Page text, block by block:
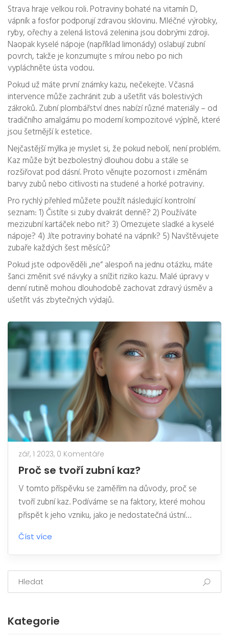
Strava hraje velkou roli. Potraviny bohaté na vitamín D,
vápník a fosfor podporují zdravou sklovinu. Mléčné výrobky,
ryby, ořechy a zelená listová zelenina jsou dobrými zdroji.
Naopak kyselé nápoje (například limonády) oslabují zubní
povrch, takže je konzumujte s mírou nebo po nich
vypláchněte ústa vodou.
Pokud už máte první známky kazu, nečekejte. Včasná
intervence může zachránit zub a ušetřit vás bolestivých
zákroků. Zubní plombářství dnes nabízí různé materiály – od
tradičního amalgámu po moderní kompozitové výplně, které
jsou šetrnější k estetice.
Nejčastější mýlka je myslet si, že pokud nebolí, není problém.
Kaz může být bezbolestný dlouhou dobu a stále se
rozšiřovat pod dásní. Proto věnujte pozornost i změnám
barvy zubů nebo citlivosti na studené a horké potraviny.
Pro rychlý přehled můžete použít následující kontrolní
seznam: 1) Čistíte si zuby dvakrát denně? 2) Používáte
mezizubní kartáček nebo nit? 3) Omezujete sladké a kyselé
nápoje? 4) Jíte potraviny bohaté na vápník? 5) Navštěvujete
zubaře každých šest měsíců?
Pokud jste odpověděli „ne“ alespoň na jednu otázku, máte
šanci změnit své návyky a snížit riziko kazu. Malé úpravy v
denní rutině mohou dlouhodobě zachovat zdravý úsměv a
ušetřit vás zbytečných výdajů.
zář, 1 2023, 0 Komentáře
Proč se tvoří zubní kaz?
V tomto příspěvku se zaměřím na důvody, proč se
tvoří zubní kaz. Podíváme se na faktory, které mohou
přispět k jeho vzniku, jako je nedostatečná ústní
hygiena nebo stravovací návyky. Uvedu také tipy na
prevenci kazu, abychom si mohli co nejlépe chránit
naše zuby. Toto téma je mi blízké, protože si myslím,
že správná ústní hygiena je pro naše zdraví naprosto
klíčová.
Číst více
Kategorie